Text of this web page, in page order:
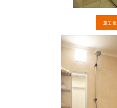
施工後